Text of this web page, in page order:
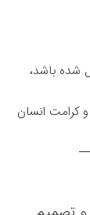
شده باشد،
کرامت انسان
—